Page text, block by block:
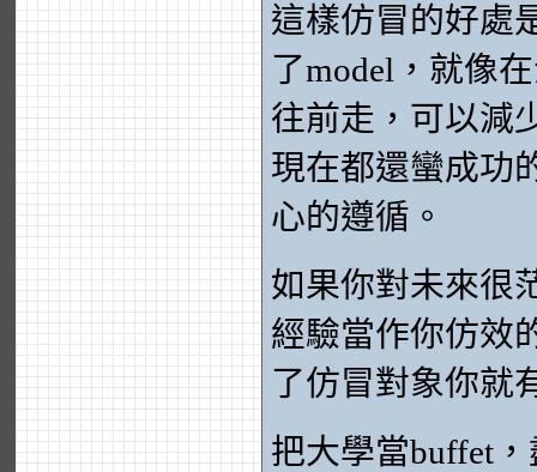
這樣仿冒的好處
了model，就像
往前走，可以減
現在都還蠻成功
心的遵循。
如果你對未來很
經驗當作你仿效
了仿冒對象你就
把大學當buffet